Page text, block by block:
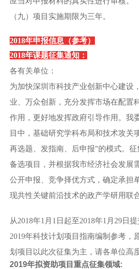
（九）项目实施期限为三年。
2018年申报信息（参考）
2018年课题征集通知：
各有关单位：
为加快深圳市科技产业创新中心建设
业、万众创新，充分发挥市场在配置
作用，更好地发挥政府引导作用。我
目中，基础研究学科布局和技术攻关
再选题、发指南、后申报”的模式。
备选项目，并根据我市经济社会发展
公开申报、竞争择优方式，确定承担
现共性关键前沿技术的政产学研用联
从2018年1月1日起至2018年1月29日
2019年科技计划项目指南编制参考，
划项目以此次征集为主，请各单位高
2019年拟资助项目重点征集领域: